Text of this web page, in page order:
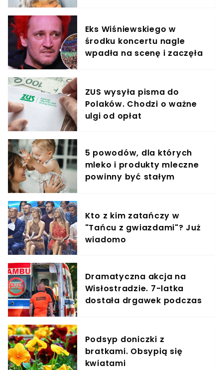
Eks Wiśniewskiego w
środku koncertu nagle
wpadła na scenę i zaczęła
ZUS wysyła pisma do
Polaków. Chodzi o ważne
ulgi od opłat
5 powodów, dla których
mleko i produkty mleczne
powinny być stałym
Kto z kim zatańczy w
"Tańcu z gwiazdami"? Już
wiadomo
Dramatyczna akcja na
Wisłostradzie. 7-latka
dostała drgawek podczas
Podsyp doniczki z
bratkami. Obsypią się
kwiatami